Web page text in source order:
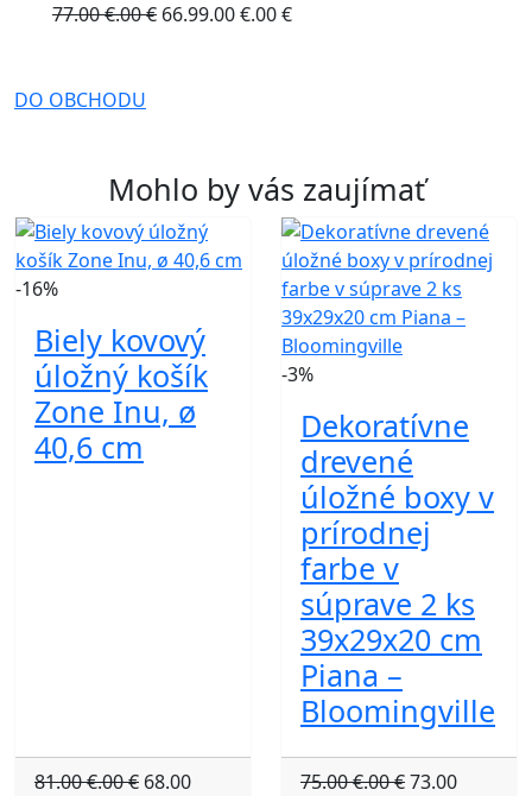
77.00 €.00 € 66.99.00 €.00 €
DO OBCHODU
Mohlo by vás zaujímať
-16%
Biely kovový
úložný košík
Zone Inu, ø
40,6 cm
81.00 €.00 € 68.00
-3%
Dekoratívne
drevené
úložné boxy v
prírodnej
farbe v
súprave 2 ks
39x29x20 cm
Piana –
Bloomingville
75.00 €.00 €73.00